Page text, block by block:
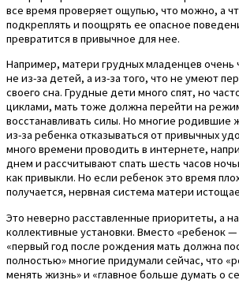
все время проверяет ощупью, что можно, а
подкреплять и поощрять ее опасное
превратится в привычное для нее.
Например, матери грудных младенцев очень
не из-за детей, а из-за того, что не умеют
своего сна. Грудные дети много спят, но
циклами, мать тоже должна перейти на
восстанавливать силы. Но многие
из-за ребенка отказываться от привычных
много времени проводить в интернете,
днем и рассчитывают спать шесть часов
как привыкли. Но если ребенок это время
получается, нервная система матери
Это неверно расставленные приоритеты, а
коллективные установки. Вместо «ребенок
«первый год после рождения мать должна
полностью» многие придумали сейчас, что
менять жизнь» и «главное больше думать о